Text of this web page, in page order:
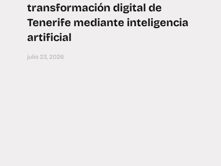
transformación digital de
Tenerife mediante inteligencia
artificial
julio 23, 2026